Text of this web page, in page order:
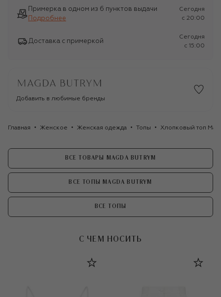
Примерка в одном из 6 пунктов выдачи
Подробнее
Сегодня
c 20:00
Доставка с примеркой
Сегодня
c 15:00
Добавить в любимые бренды
Главная Женское Женская одежда Топы Хлопковый топ
ВСЕ ТОВАРЫ MAGDA BUTRYM
ВСЕ ТОПЫ MAGDA BUTRYM
ВСЕ ТОПЫ
С ЧЕМ НОСИТЬ